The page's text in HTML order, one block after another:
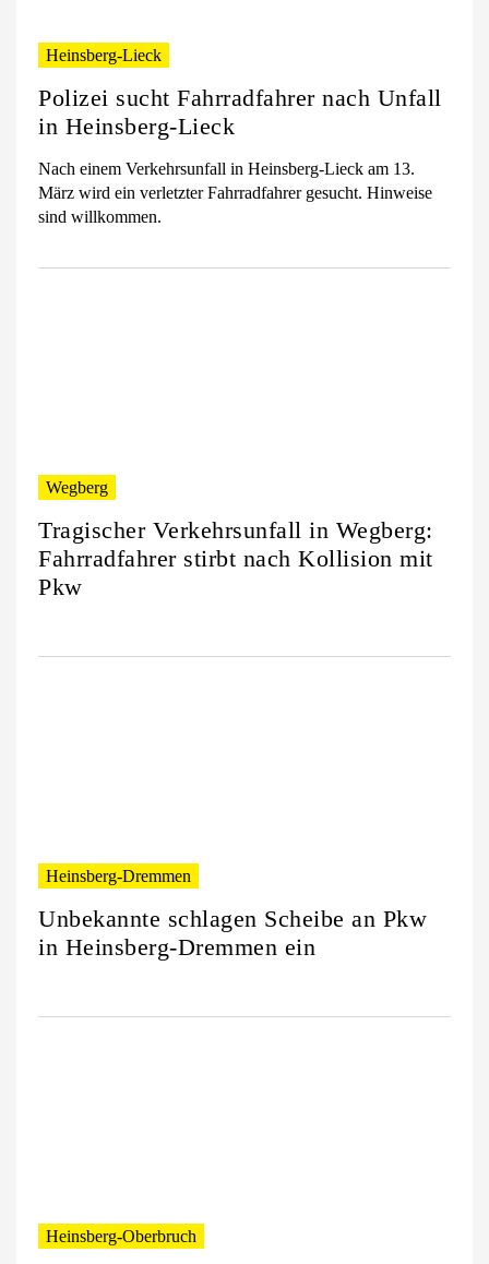
Heinsberg-Lieck
Polizei sucht Fahrradfahrer nach Unfall
in Heinsberg-Lieck
Nach einem Verkehrsunfall in Heinsberg-Lieck am 13.
März wird ein verletzter Fahrradfahrer gesucht. Hinweise
sind willkommen.
Wegberg
Tragischer Verkehrsunfall in Wegberg:
Fahrradfahrer stirbt nach Kollision mit
Pkw
Heinsberg-Dremmen
Unbekannte schlagen Scheibe an Pkw
in Heinsberg-Dremmen ein
Heinsberg-Oberbruch